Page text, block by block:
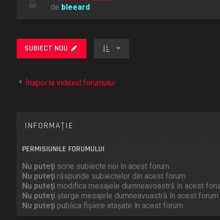
de bleeard
SUBIECT NOU
Înapoi la indexul forumului
INFORMAŢIE
PERMISIUNILE FORUMULUI
Nu puteţi scrie subiecte noi în acest forum
Nu puteţi răspunde subiectelor din acest forum
Nu puteţi modifica mesajele dumneavoastră în acest
Nu puteţi şterge mesajele dumneavoastră în acest forum
Nu puteţi publica fişiere ataşate în acest forum